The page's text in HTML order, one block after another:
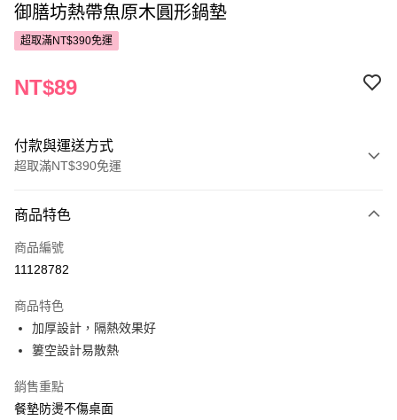
御膳坊熱帶魚原木圓形鍋墊
超取滿NT$390免運
NT$89
付款與運送方式
超取滿NT$390免運
POYA支付
信用卡一次付款
LINE Pay
Apple Pay
街口支付
商品特色
商品編號
11128782
商品特色
加厚設計，隔熱效果好
簍空設計易散熱
銷售重點
餐墊防燙不傷桌面